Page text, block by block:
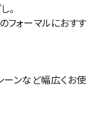
。
フォーマルにおすす
ーンなど幅広くお使